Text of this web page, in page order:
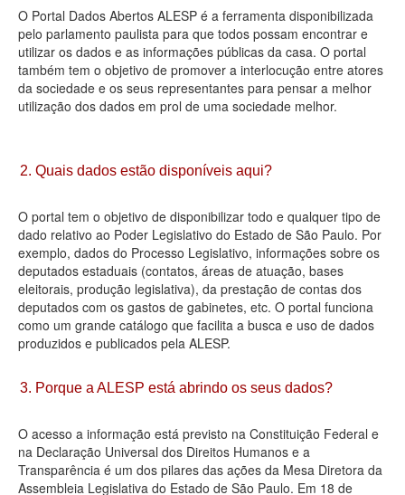
Planejamento
Catálogo de dados
Processo Legislativo
Deputados Estaduais
Agenda
Perguntas frequentes
Contato
O Portal Dados Abertos ALESP é a ferramenta disponibilizada
pelo parlamento paulista para que todos possam encontrar e
utilizar os dados e as informações públicas da casa. O portal
também tem o objetivo de promover a interlocução entre atores
da sociedade e os seus representantes para pensar a melhor
utilização dos dados em prol de uma sociedade melhor.
2. Quais dados estão disponíveis aqui?
O portal tem o objetivo de disponibilizar todo e qualquer tipo de
dado relativo ao Poder Legislativo do Estado de São Paulo. Por
exemplo, dados do Processo Legislativo, informações sobre os
deputados estaduais (contatos, áreas de atuação, bases
eleitorais, produção legislativa), da prestação de contas dos
deputados com os gastos de gabinetes, etc. O portal funciona
como um grande catálogo que facilita a busca e uso de dados
produzidos e publicados pela ALESP.
3. Porque a ALESP está abrindo os seus dados?
O acesso a informação está previsto na Constituição Federal e
na Declaração Universal dos Direitos Humanos e a
Transparência é um dos pilares das ações da Mesa Diretora da
Assembleia Legislativa do Estado de São Paulo. Em 18 de